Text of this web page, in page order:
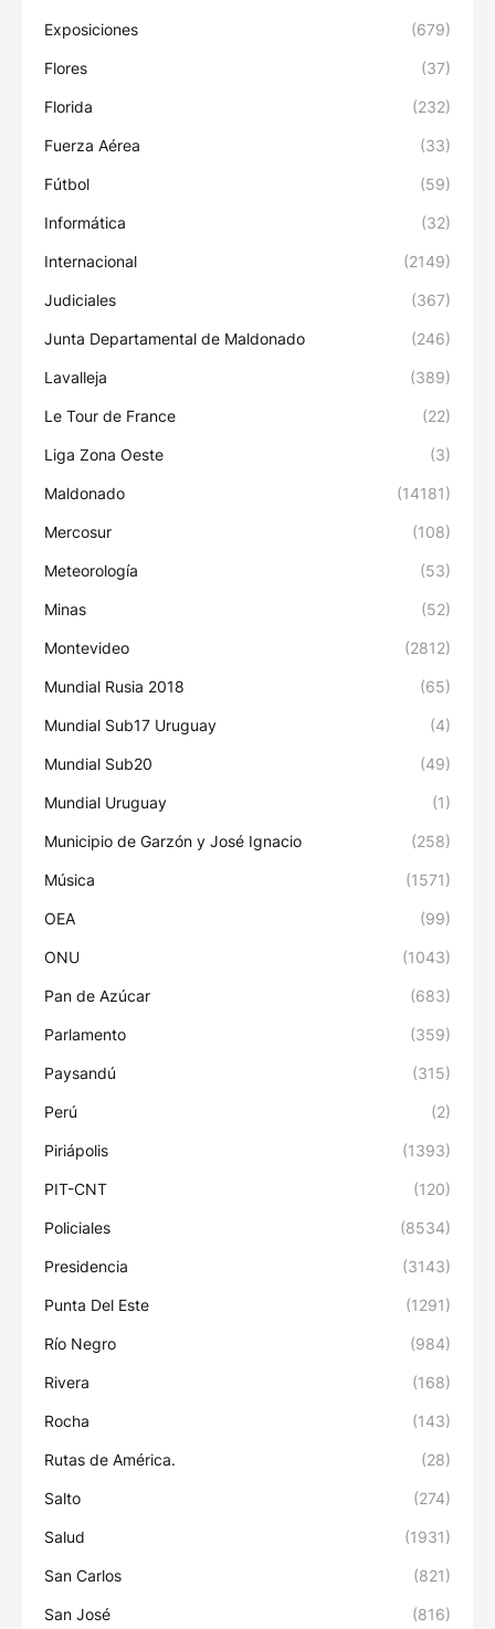
Exposiciones (679)
Flores (37)
Florida (232)
Fuerza Aérea (33)
Fútbol (59)
Informática (32)
Internacional (2149)
Judiciales (367)
Junta Departamental de Maldonado (246)
Lavalleja (389)
Le Tour de France (22)
Liga Zona Oeste (3)
Maldonado (14181)
Mercosur (108)
Meteorología (53)
Minas (52)
Montevideo (2812)
Mundial Rusia 2018 (65)
Mundial Sub17 Uruguay (4)
Mundial Sub20 (49)
Mundial Uruguay (1)
Municipio de Garzón y José Ignacio (258)
Música (1571)
OEA (99)
ONU (1043)
Pan de Azúcar (683)
Parlamento (359)
Paysandú (315)
Perú (2)
Piriápolis (1393)
PIT-CNT (120)
Policiales (8534)
Presidencia (3143)
Punta Del Este (1291)
Río Negro (984)
Rivera (168)
Rocha (143)
Rutas de América. (28)
Salto (274)
Salud (1931)
San Carlos (821)
San José (816)